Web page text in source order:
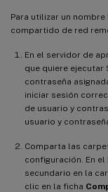
Para utilizar un
compartido de red
En el servidor de
que quiere ejecutar
contraseña
iniciar sesión
de usuario y
usuario y
Comparta las
configuración. En
secundario en la
clic en la ficha